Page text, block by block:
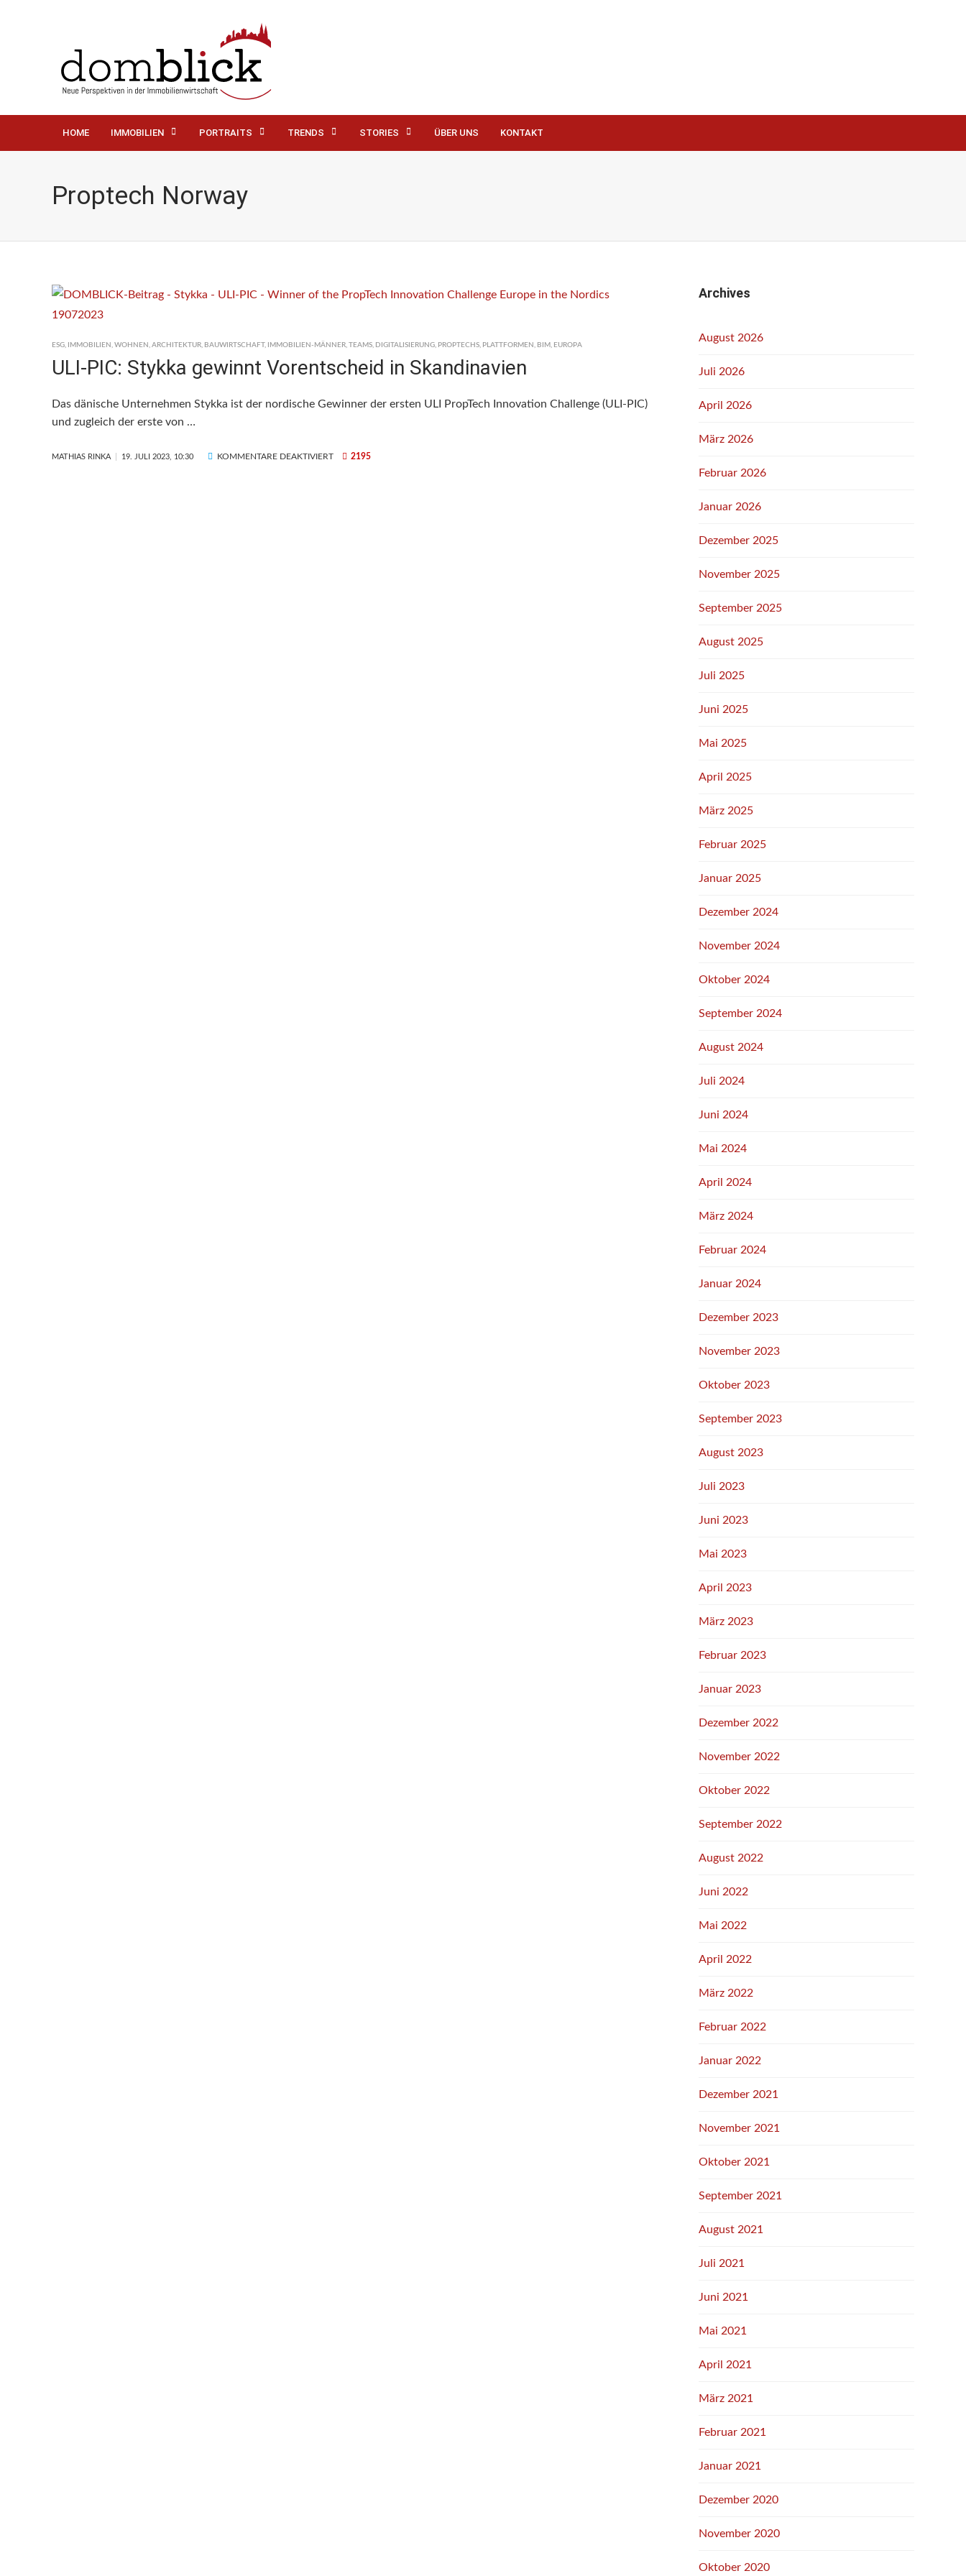
HOME IMMOBILIEN PORTRAITS TRENDS STORIES ÜBER UNS KONTAKT
Proptech Norway
ESG, IMMOBILIEN , WOHNEN , ARCHITEKTUR, BAUWIRTSCHAFT, IMMOBILIEN-MÄNNER, TEAMS, DIGITALISIERUNG, PROPTECHS, PLATTFORMEN , BIM, EUROPA
ULI-PIC: Stykka gewinnt Vorentscheid in Skandinavien
Das dänische Unternehmen Stykka ist der nordische Gewinner der ersten ULI PropTech Innovation Challenge (ULI-PIC)
und zugleich der erste von …
MATHIAS RINKA 19. JULI 2023, 10:30 KOMMENTARE DEAKTIVIERTFÜR 2195
Archives
August 2026
Juli 2026
April 2026
März 2026
Februar 2026
Januar 2026
Dezember 2025
November 2025
September 2025
August 2025
Juli 2025
Juni 2025
Mai 2025
April 2025
März 2025
Februar 2025
Januar 2025
Dezember 2024
November 2024
Oktober 2024
September 2024
August 2024
Juli 2024
Juni 2024
Mai 2024
April 2024
März 2024
Februar 2024
Januar 2024
Dezember 2023
November 2023
Oktober 2023
September 2023
August 2023
Juli 2023
Juni 2023
Mai 2023
April 2023
März 2023
Februar 2023
Januar 2023
Dezember 2022
November 2022
Oktober 2022
September 2022
August 2022
Juni 2022
Mai 2022
April 2022
März 2022
Februar 2022
Januar 2022
Dezember 2021
November 2021
Oktober 2021
September 2021
August 2021
Juli 2021
Juni 2021
Mai 2021
April 2021
März 2021
Februar 2021
Januar 2021
Dezember 2020
November 2020
Oktober 2020